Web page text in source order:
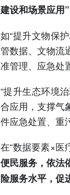
建设和场景应用”
如“提升文物保
管数据、文物流
准管理、应急处
“提升生态环境
合应用，支撑气
件应急处置、重
在“数据要素×医
便民服务，依法
险服务水平，促